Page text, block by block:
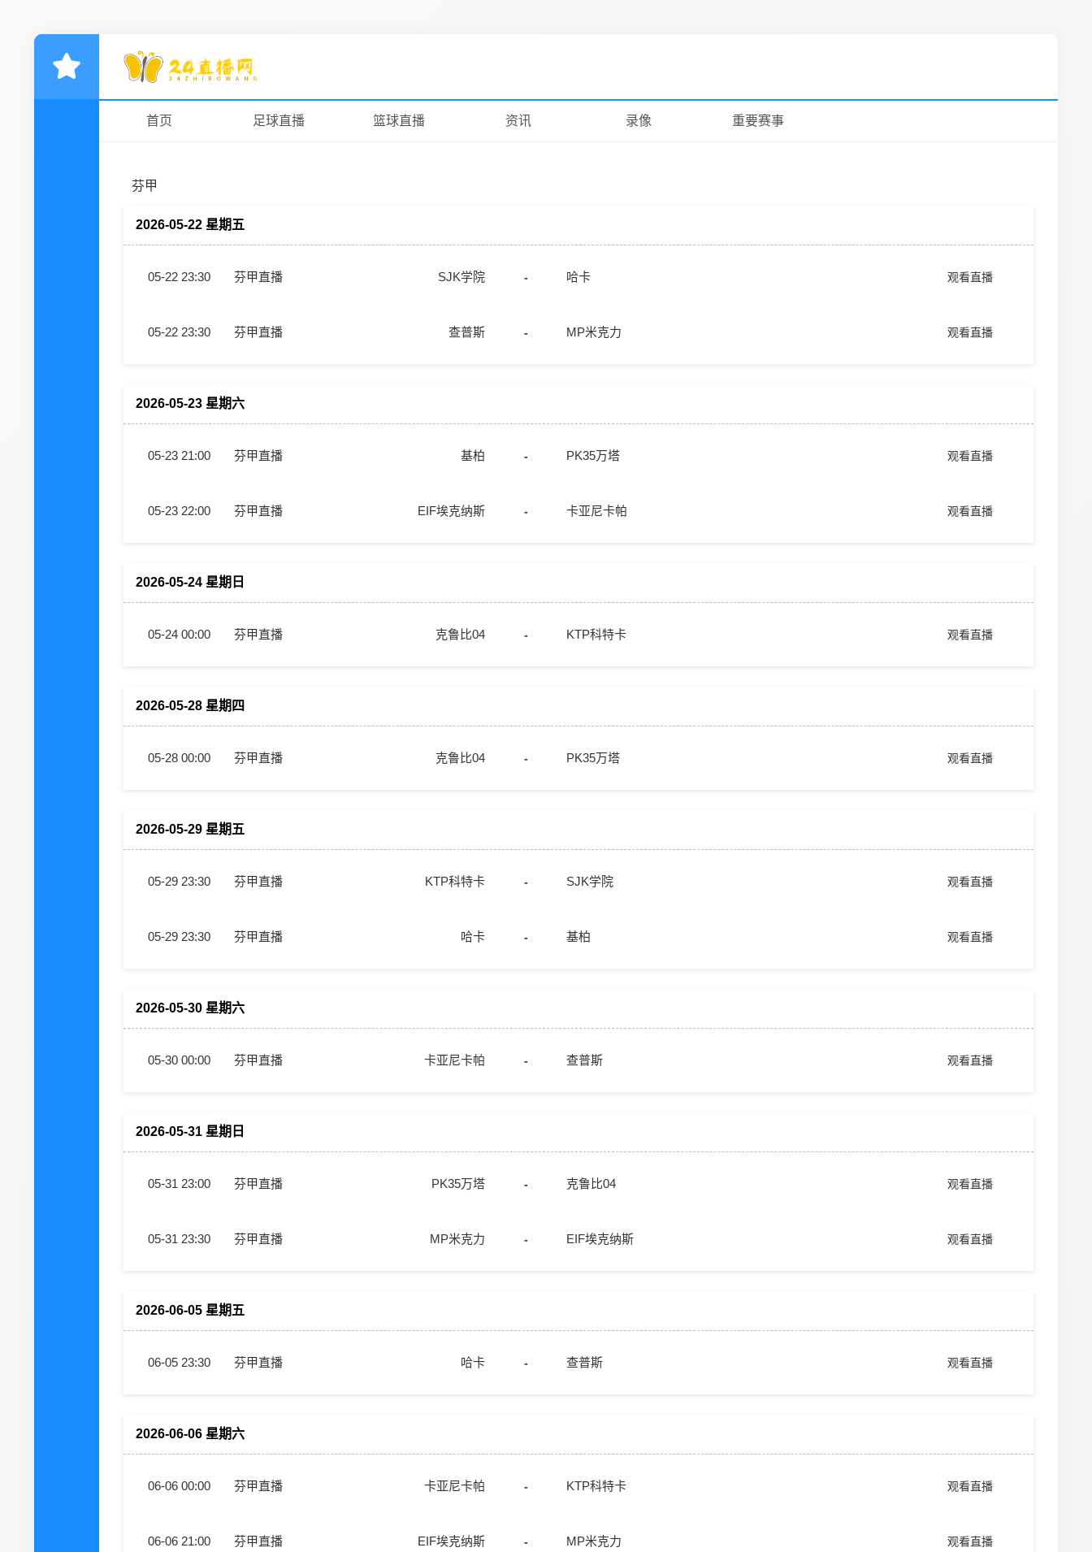
首页 足球直播 篮球直播 资讯 录像 重要赛事
芬甲
2026-05-22 星期五
05-22 23:30 芬甲直播 SJK学院 - 哈卡 观看直播
05-22 23:30 芬甲直播 查普斯 - MP米克力 观看直播
2026-05-23 星期六
05-23 21:00 芬甲直播 基柏 - PK35万塔 观看直播
05-23 22:00 芬甲直播 EIF埃克纳斯 - 卡亚尼卡帕 观看直播
2026-05-24 星期日
05-24 00:00 芬甲直播 克鲁比04 - KTP科特卡 观看直播
2026-05-28 星期四
05-28 00:00 芬甲直播 克鲁比04 - PK35万塔 观看直播
2026-05-29 星期五
05-29 23:30 芬甲直播 KTP科特卡 - SJK学院 观看直播
05-29 23:30 芬甲直播 哈卡 - 基柏 观看直播
2026-05-30 星期六
05-30 00:00 芬甲直播 卡亚尼卡帕 - 查普斯 观看直播
2026-05-31 星期日
05-31 23:00 芬甲直播 PK35万塔 - 克鲁比04 观看直播
05-31 23:30 芬甲直播 MP米克力 - EIF埃克纳斯 观看直播
2026-06-05 星期五
06-05 23:30 芬甲直播 哈卡 - 查普斯 观看直播
2026-06-06 星期六
06-06 00:00 芬甲直播 卡亚尼卡帕 - KTP科特卡 观看直播
06-06 21:00 芬甲直播 EIF埃克纳斯 - MP米克力 观看直播